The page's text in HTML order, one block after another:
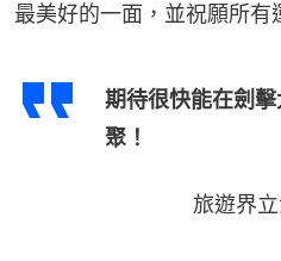
最美好的一面，並祝願所有
期待很快能在劍
聚！
旅遊界